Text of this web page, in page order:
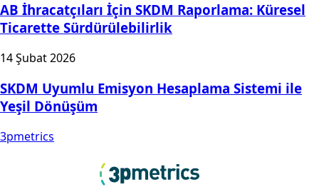
AB İhracatçıları İçin SKDM Raporlama: Küresel
Ticarette Sürdürülebilirlik
14 Şubat 2026
SKDM Uyumlu Emisyon Hesaplama Sistemi ile
Yeşil Dönüşüm
3pmetrics